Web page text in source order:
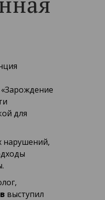
для
нарушений,
выступил